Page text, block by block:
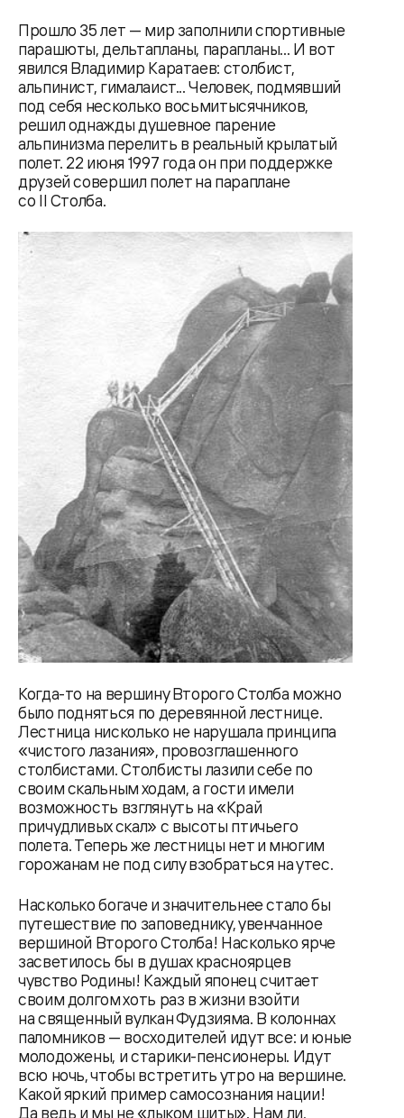
Прошло 35 лет — мир заполнили спортивные
парашюты, дельтапланы, парапланы... И вот
явился Владимир Каратаев: столбист,
альпинист, гималаист... Человек, подмявший
под себя несколько восьмитысячников,
решил однажды душевное парение
альпинизма перелить в реальный крылатый
полет. 22 июня 1997 года он при поддержке
друзей совершил полет на параплане
со II Столба.
Когда-то на вершину Второго Столба можно
было подняться по деревянной лестнице.
Лестница нисколько не нарушала принципа
«чистого лазания», провозглашенного
столбистами. Столбисты лазили себе по
своим скальным ходам, а гости имели
возможность взглянуть на «Край
причудливых скал» с высоты птичьего
полета. Теперь же лестницы нет и многим
горожанам не под силу взобраться на утес.
Насколько богаче и значительнее стало бы
путешествие по заповеднику, увенчанное
вершиной Второго Столба! Насколько ярче
засветилось бы в душах красноярцев
чувство Родины! Каждый японец считает
своим долгом хоть раз в жизни взойти
на священный вулкан Фудзияма. В колоннах
паломников — восходителей идут все: и юные
молодожены, и старики-пенсионеры. Идут
всю ночь, чтобы встретить утро на вершине.
Какой яркий пример самосознания нации!
Да ведь и мы не «лыком шиты». Нам ли,